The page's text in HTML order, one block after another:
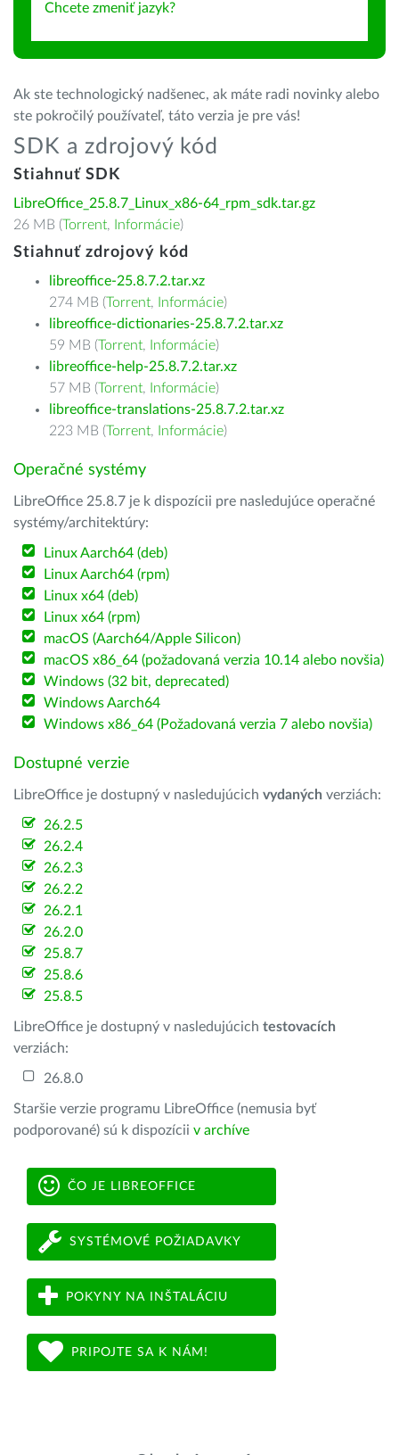
Chcete zmeniť jazyk?
Ak ste technologický nadšenec, ak máte radi novinky alebo
ste pokročilý používateľ, táto verzia je pre vás!
SDK a zdrojový kód
Stiahnuť SDK
LibreOffice_25.8.7_Linux_x86-64_rpm_sdk.tar.gz
26 MB (Torrent, Informácie)
Stiahnuť zdrojový kód
libreoffice-25.8.7.2.tar.xz
274 MB (Torrent, Informácie)
libreoffice-dictionaries-25.8.7.2.tar.xz
59 MB (Torrent, Informácie)
libreoffice-help-25.8.7.2.tar.xz
57 MB (Torrent, Informácie)
libreoffice-translations-25.8.7.2.tar.xz
223 MB (Torrent, Informácie)
Operačné systémy
LibreOffice 25.8.7 je k dispozícii pre nasledujúce operačné
systémy/architektúry:
Linux Aarch64 (deb)
Linux Aarch64 (rpm)
Linux x64 (deb)
Linux x64 (rpm)
macOS (Aarch64/Apple Silicon)
macOS x86_64 (požadovaná verzia 10.14 alebo novšia)
Windows (32 bit, deprecated)
Windows Aarch64
Windows x86_64 (Požadovaná verzia 7 alebo novšia)
Dostupné verzie
LibreOffice je dostupný v nasledujúcich vydaných verziách:
26.2.5
26.2.4
26.2.3
26.2.2
26.2.1
26.2.0
25.8.7
25.8.6
25.8.5
LibreOffice je dostupný v nasledujúcich testovacích
verziách:
26.8.0
Staršie verzie programu LibreOffice (nemusia byť
podporované) sú k dispozícii v archíve
ČO JE LIBREOFFICE
SYSTÉMOVÉ POŽIADAVKY
POKYNY NA INŠTALÁCIU
PRIPOJTE SA K NÁM!